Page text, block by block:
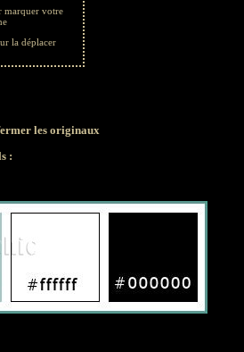
marquer votre
la déplacer
les originaux
: